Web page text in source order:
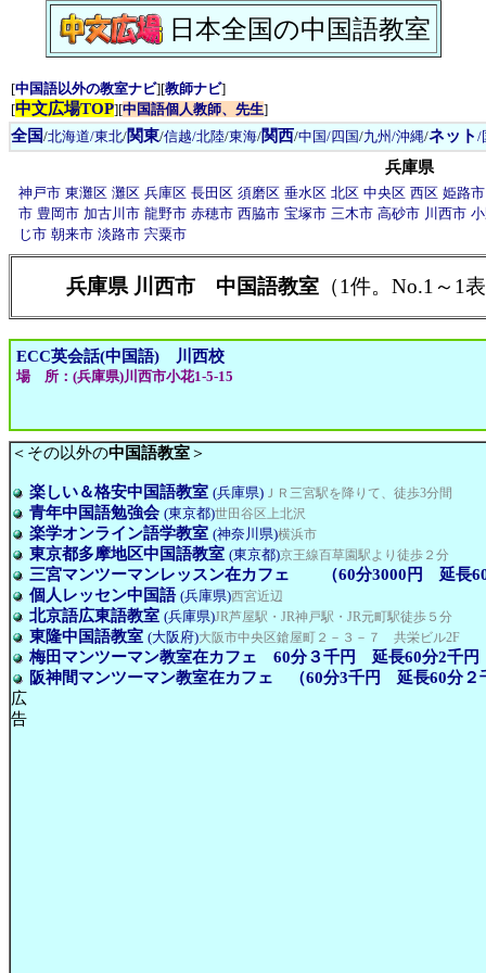
日本全国の中国語教室
[中国語以外の教室ナビ][教師ナビ]
[中文広場TOP][中国語個人教師、先生]
全国/北海道/東北/関東/信越/北陸/東海/関西/中国/四国/九州/沖縄/ネット /
兵庫県
神戸市 東灘区 灘区 兵庫区 長田区 須磨区 垂水区 北区 中央区 西区 姫路市
市 豊岡市 加古川市 龍野市 赤穂市 西脇市 宝塚市 三木市 高砂市 川西市
じ市 朝来市 淡路市 宍粟市
兵庫県 川西市 中国語教室 （1件。No.1～1
ECC英会話(中国語) 川西校
場 所：(兵庫県)川西市小花1-5-15
＜その以外の中国語教室＞
楽しい＆格安中国語教室 (兵庫県) ＪＲ三宮駅を降りて、徒歩3分間
青年中国語勉強会 (東京都)世田谷区上北沢
楽学オンライン語学教室 (神奈川県)横浜市
東京都多摩地区中国語教室 (東京都)京王線百草園駅より徒歩２分
三宮マンツーマンレッスン在カフェ （60分3000円 延長
個人レッセン中国語 (兵庫県)西宮近辺
北京語広東語教室 (兵庫県)JR芦屋駅・JR神戸駅・JR元町駅徒歩５分
東隆中国語教室 (大阪府)大阪市中央区鎗屋町２－３－７ 共栄ビル2F
梅田マンツーマン教室在カフェ 60分３千円 延長60分2千
阪神間マンツーマン教室在カフェ （60分3千円 延長60分２
広
告